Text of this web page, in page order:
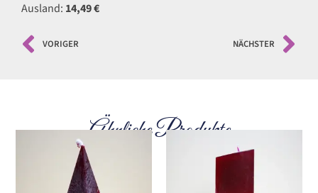
Ausland: 14,49 €
VORIGER NÄCHSTER
Ähnliche Produkte